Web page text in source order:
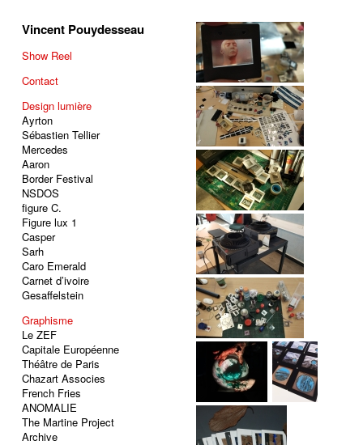
Vincent Pouydesseau
Show Reel
Contact
Design lumière
Ayrton
Sébastien Tellier
Mercedes
Aaron
Border Festival
NSDOS
figure C.
Figure lux 1
Casper
Sarh
Caro Emerald
Carnet d’ivoire
Gesaffelstein
Graphisme
Le ZEF
Capitale Européenne
Théâtre de Paris
Chazart Associes
French Fries
ANOMALIE
The Martine Project
Archive